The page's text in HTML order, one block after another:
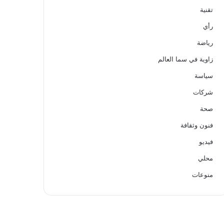
تقنية
رأي
رياضة
زاوية في سما العالم
سياسة
شركات
صحة
فنون وثقافة
فيديو
محلي
منوعات